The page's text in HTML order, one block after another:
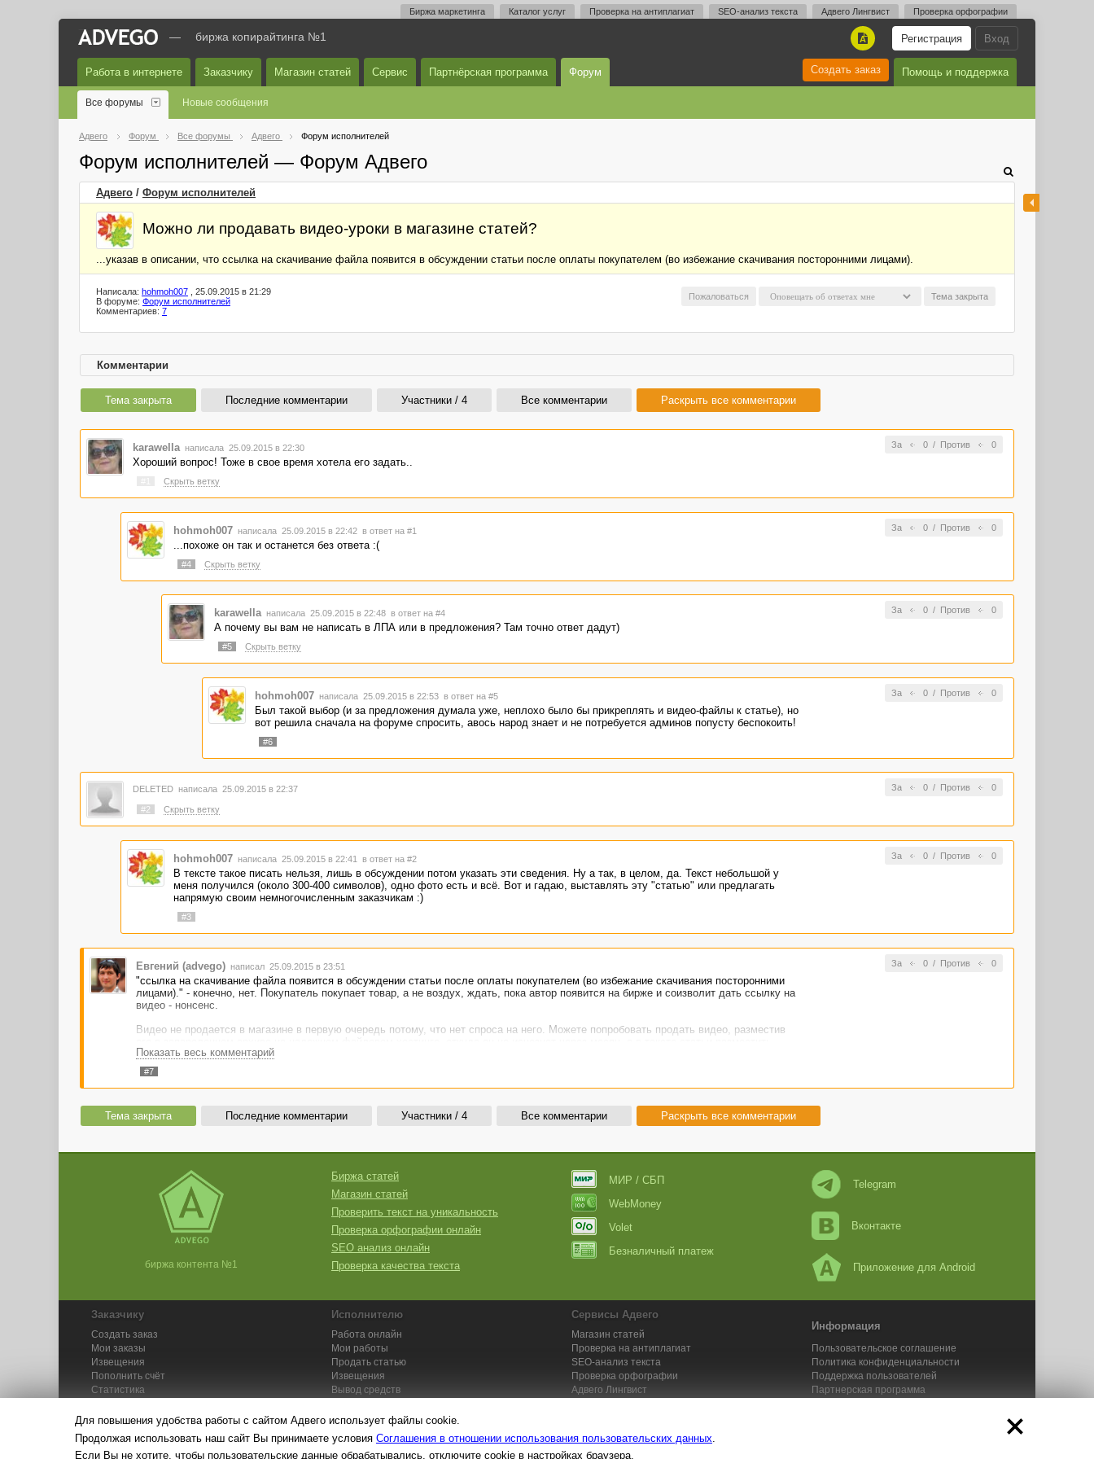
Биржа маркетинга Каталог услуг Проверка на антиплагиат SEO-анализ текста Адвего Лингвист Проверка орфографии
Вход
Регистрация
A
— биржа копирайтинга №1
Работа в интернете Заказчику Магазин статей Сервис Партнёрская программа Форум Помощь и поддержка
Создать заказ
Все форумы Новые сообщения
Адвего Форум Все форумы Адвего Форум исполнителей
Форум исполнителей — Форум Адвего
Адвего / Форум исполнителей
Можно ли продавать видео-уроки в магазине статей?
...указав в описании, что ссылка на скачивание файла появится в обсуждении статьи после оплаты покупателем (во избежание скачивания посторонними лицами).
Тема закрыта
Пожаловаться
Написала: hohmoh007 , 25.09.2015 в 21:29
В форуме: Форум исполнителей
Комментариев: 7
Комментарии
Тема закрыта Последние комментарии Участники / 4 Все комментарии Раскрыть все комментарии
За 0/ Против 0
karawella написала 25.09.2015 в 22:30
Хороший вопрос! Тоже в свое время хотела его задать..
Скрыть ветку
За 0/ Против 0
hohmoh007 написала 25.09.2015 в 22:42 в ответ на #1
...похоже он так и останется без ответа :(
#4 Скрыть ветку
За 0/ Против 0
karawella написала 25.09.2015 в 22:48 в ответ на #4
А почему вы вам не написать в ЛПА или в предложения? Там точно ответ дадут)
#5 Скрыть ветку
За 0/ Против 0
hohmoh007 написала 25.09.2015 в 22:53 в ответ на #5
Был такой выбор (и за предложения думала уже, неплохо было бы прикреплять и видео-файлы к статье), но
вот решила сначала на форуме спросить, авось народ знает и не потребуется админов попусту беспокоить!
#6
За 0/ Против 0
DELETED написала 25.09.2015 в 22:37
#2 Скрыть ветку
За 0/ Против 0
hohmoh007 написала 25.09.2015 в 22:41 в ответ на #2
В тексте такое писать нельзя, лишь в обсуждении потом указать эти сведения. Ну а так, в целом, да. Текст небольшой у
меня получился (около 300-400 символов), одно фото есть и всё. Вот и гадаю, выставлять эту "статью" или предлагать
напрямую своим немногочисленным заказчикам :)
#3
За 0/ Против 0
Евгений (advego) написал 25.09.2015 в 23:51
"ссылка на скачивание файла появится в обсуждении статьи после оплаты покупателем (во избежание скачивания посторонними
лицами)." - конечно, нет. Покупатель покупает товар, а не воздух, ждать, пока автор появится на бирже и соизволит дать ссылку на
видео - нонсенс.
Видео не продается в магазине в первую очередь потому, что нет спроса на него. Можете попробовать продать видео, разместив
ссылку на его скачивание и пароль для разархивации - это не будет в данном случае нарушением, почти точно так же продаются
фото с минимальным описанием в 200 символов.
Тема закрыта.
Показать весь комментарий
#7
Тема закрыта Последние комментарии Участники / 4 Все комментарии Раскрыть все комментарии
биржа контента №1
Биржа статей
Магазин статей
Проверить текст на уникальность
Проверка орфографии онлайн
SEO анализ онлайн
Проверка качества текста
МИР / СБП
WebMoney
Volet
Безналичный платеж
Telegram
Вконтакте
Приложение для Android
Заказчику
Создать заказ
Мои заказы
Извещения
Пополнить счёт
Статистика
Исполнителю
Работа онлайн
Мои работы
Продать статью
Извещения
Вывод средств
Сервисы Адвего
Магазин статей
Проверка на антиплагиат
SEO-анализ текста
Проверка орфографии
Адвего Лингвист
Информация
Пользовательское соглашение
Политика конфиденциальности
Поддержка пользователей
Партнерская программа
Для повышения удобства работы с сайтом Адвего использует файлы cookie.
Продолжая использовать наш сайт Вы принимаете условия Соглашения в отношении использования пользовательских данных
Если Вы не хотите, чтобы пользовательские данные обрабатывались, отключите cookie в настройках браузера.